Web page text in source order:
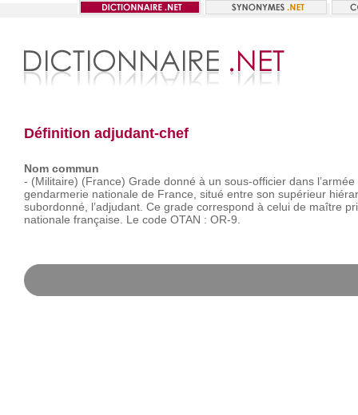
Définition adjudant-chef
Nom commun
- (Militaire) (France) Grade donné à un sous-officier dans l’armée
gendarmerie nationale de France, situé entre son supérieur
subordonné,
l’adjudant. Ce grade correspond à celui de maître
nationale française. Le code OTAN : OR-9.